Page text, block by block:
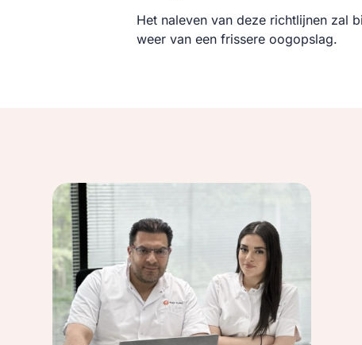
Het naleven van deze richtlijnen zal
weer van een frissere oogopslag.